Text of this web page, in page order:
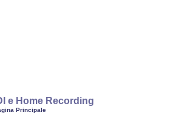
e Home Recording
Principale